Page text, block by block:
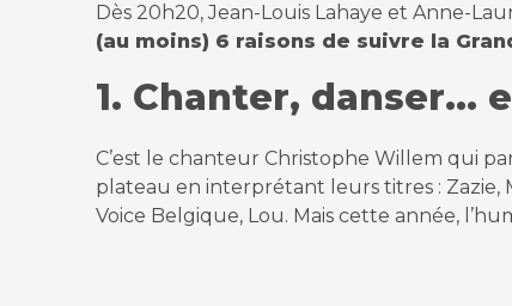
Dès 20h20, Jean-Louis Lahaye et Anne-
(au moins) 6 raisons de suivre la
1. Chanter, danser…
C’est le chanteur Christophe Willem qui
plateau en interprétant leurs titres : Zazie,
Voice Belgique, Lou. Mais cette année,